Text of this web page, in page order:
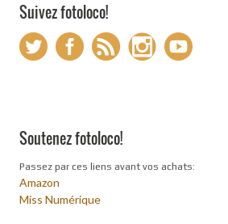
Suivez fotoloco!
Soutenez fotoloco!
Passez par ces liens avant vos achats:
Amazon
Miss Numérique